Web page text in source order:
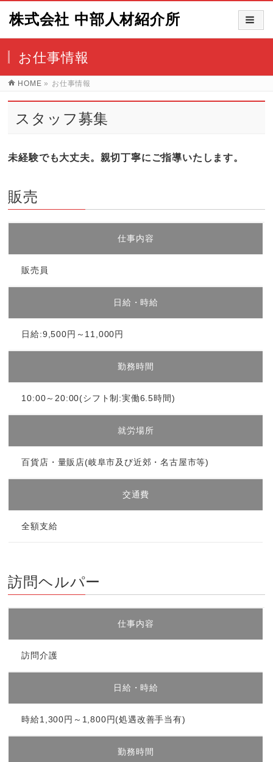
株式会社 中部人材紹介所
お仕事情報
HOME » お仕事情報
スタッフ募集
未経験でも大丈夫。親切丁寧にご指導いたします。
販売
仕事内容
販売員
日給・時給
日給:9,500円～11,000円
勤務時間
10:00～20:00(シフト制:実働6.5時間)
就労場所
百貨店・量販店(岐阜市及び近郊・名古屋市等)
交通費
全額支給
訪問ヘルパー
仕事内容
訪問介護
日給・時給
時給1,300円～1,800円(処遇改善手当有)
勤務時間